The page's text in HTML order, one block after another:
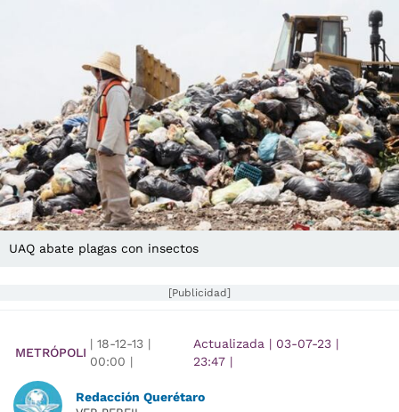
UAQ abate plagas con insectos
[Publicidad]
METRÓPOLI
| 18-12-13 |
00:00 |
Actualizada | 03-07-23 |
23:47|
Redacción Querétaro